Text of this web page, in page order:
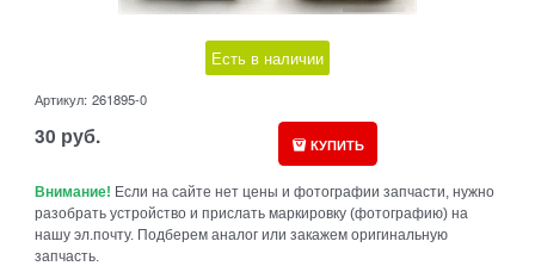
Есть в наличии
Артикул: 261895-0
30 руб. КУПИТЬ
Внимание! Если на сайте нет цены и фотографии запчасти, нужно
разобрать устройство и прислать маркировку (фотографию) на
нашу эл.почту. Подберем аналог или закажем оригинальную
запчасть.